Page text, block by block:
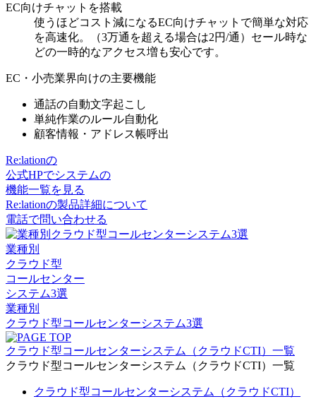
EC向けチャットを搭載
使うほどコスト減になるEC向けチャット で簡単な対応
を高速化。（3万通を超える場合は2円/通）セール時な
どの一時的なアクセス増も安心です。
EC・小売業界向けの主要機能
通話の自動文字起こし
単純作業のルール自動化
顧客情報・アドレス帳呼出
Re:lationの
公式HPでシステムの
機能一覧を見る
Re:lationの製品詳細について
電話で問い合わせる
業種別
クラウド型
コールセンター
システム3選
業種別
クラウド型コールセンターシステム3選
クラウド型コールセンターシステム（クラウドCTI）一覧
クラウド型コールセンターシステム（クラウドCTI）一覧
クラウド型コールセンターシステム（クラウドCTI）